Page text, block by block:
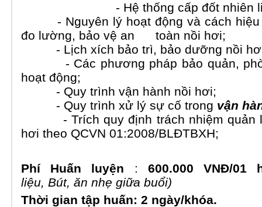
- Hệ thống cấp đốt nhiên
- Nguyên lý hoạt động và cách hiệu
đo lường, bảo vệ an toàn nồi hơi;
- Lịch xích bảo trì, bảo dưỡng nồi
- Các phương pháp bảo quản,
hoạt động;
- Quy trình vận hành nồi hơi;
- Quy trình xử lý sự cố trong vận
- Trích quy định trách nhiệm quản
hơi theo QCVN 01:2008/BLĐTBXH;
Phí Huấn luyện : 600.000 VNĐ/01
liệu, Bút, ăn nhẹ giữa buổi)
Thời gian tập huấn: 2 ngày/khóa.